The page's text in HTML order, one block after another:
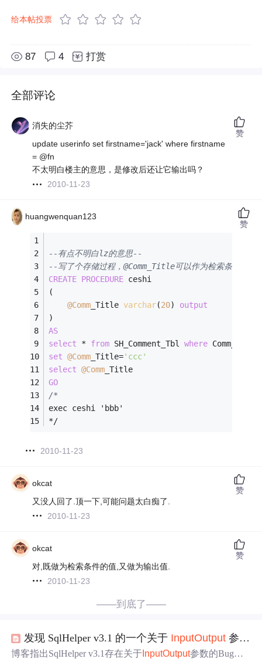
给本帖投票
87 4 打赏
全部评论
消失的尘芥
update userinfo set firstname='jack' where firstname
= @fn
不太明白楼主的意思，是修改后还让它输出吗？
2010-11-23
赞
huangwenquan123
--有点不明白lz的意思--
--写了个存储过程，@Comm_Title可以作为检索条件的
CREATE PROCEDURE ceshi
(
@Comm _Title varchar(20) output
)
AS
select
* from SH_Comment_Tbl where Comm_Title
set @Comm _Title='ccc'
select @Comm _Title
GO
/*
exec ceshi 'bbb'
*/
2010-11-23
赞
okcat
又没人回了.顶一下,可能问题太白痴了.
2010-11-23
赞
okcat
对,既做为检索条件的值,又做为输出值.
2010-11-23
赞
——到底了——
发现 SqlHelper v3.1 的一个关于 InputOutput 参数的 Bug? v2.1 老版没错!
博客指出SqlHelper v3.1存在关于 InputOutput参数的Bug，